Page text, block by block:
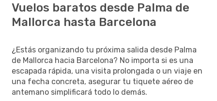
Vuelos baratos desde Palma de
Mallorca hasta Barcelona
¿Estás organizando tu próxima salida desde Palma
de Mallorca hacia Barcelona? No importa si es una
escapada rápida, una visita prolongada o un viaje en
una fecha concreta, asegurar tu tiquete aéreo de
antemano simplificará todo lo demás.